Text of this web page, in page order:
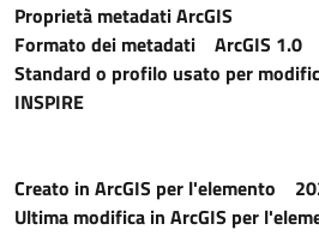
Proprietà metadati ArcGIS
Formato dei metadati ArcGIS 1.0
Standard o profilo usato per
INSPIRE
Creato in ArcGIS per l'elemento
Ultima modifica in ArcGIS per